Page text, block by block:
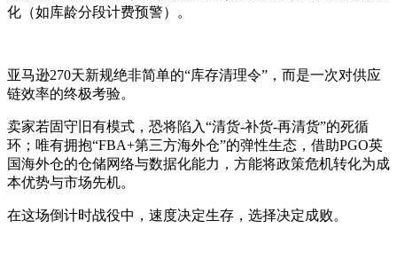
化（如库龄分段计费预警）。
亚马逊270天新规绝非简单的“库存清理令”，而是一次对供应
链效率的终极考验。
卖家若固守旧有模式，恐将陷入“清货-补货-再清货”的死循
环；唯有拥抱“FBA+第三方海外仓”的弹性生态，借助PGO英
国海外仓的仓储网络与数据化能力，方能将政策危机转化为成
本优势与市场先机。
在这场倒计时战役中，速度决定生存，选择决定成败。